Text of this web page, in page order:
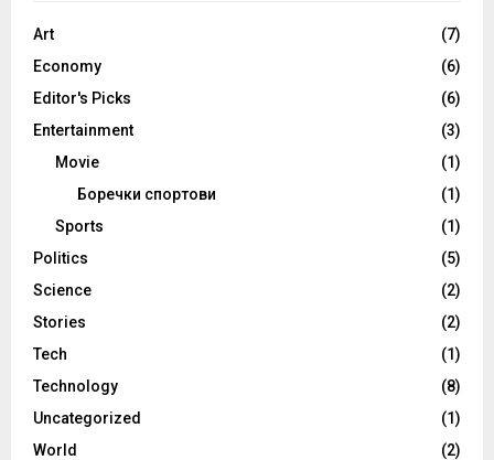
Art
(7)
Economy
(6)
Editor's Picks
(6)
Entertainment
(3)
Movie
(1)
Боречки спортови
(1)
Sports
(1)
Politics
(5)
Science
(2)
Stories
(2)
Tech
(1)
Technology
(8)
Uncategorized
(1)
World
(2)